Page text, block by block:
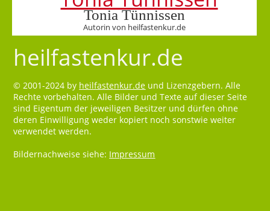
Tonia Tünnissen
Autorin von heilfastenkur.de
heilfastenkur.de
© 2001-2024 by heilfastenkur.de und Lizenzgebern. Alle
Rechte vorbehalten. Alle Bilder und Texte auf dieser Seite
sind Eigentum der jeweiligen Besitzer und dürfen ohne
deren Einwilligung weder kopiert noch sonstwie weiter
verwendet werden.
Bildernachweise siehe: Impressum